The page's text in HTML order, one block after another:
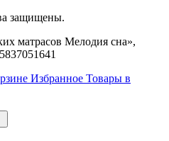
защищены.
матрасов Мелодия сна»,
Избранное Товары в